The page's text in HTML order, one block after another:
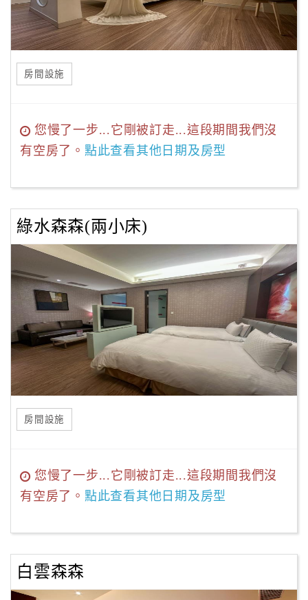
房間設施
您慢了一步...它剛被訂走...這段期間我們沒
有空房了。 點此查看其他日期及房型
綠水森森(兩小床)
房間設施
您慢了一步...它剛被訂走...這段期間我們沒
有空房了。 點此查看其他日期及房型
白雲森森